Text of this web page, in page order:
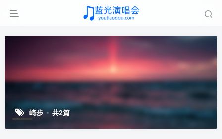
崎步 共2篇